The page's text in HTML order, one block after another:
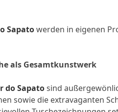
Sapatowerden in eigenen
als Gesamtkunstwerk
do Sapatosind
sowie die extravaganten